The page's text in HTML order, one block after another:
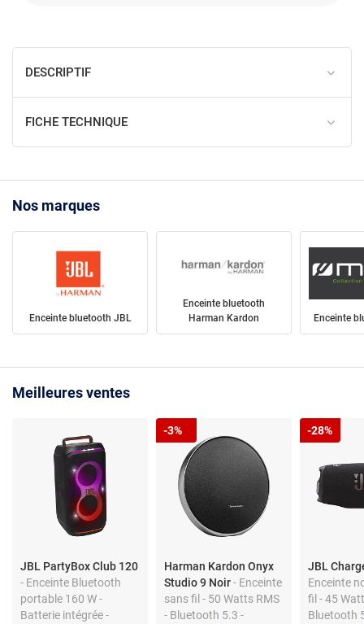
DESCRIPTIF
FICHE TECHNIQUE
Nos marques
Enceinte bluetooth JBL
Enceinte bluetooth
Harman Kardon
Enceinte
Meilleures ventes
JBL PartyBox Club 120
- Enceinte Bluetooth
portable 160 W -
Batterie intégrée -
Harman Kardon Onyx
Studio 9 Noir- Enceinte
sans fil - 50 Watts RMS
- Bluetooth 5.3 -
-3%
JBL
Enceinte
fil - 45
Bluetooth
-28%